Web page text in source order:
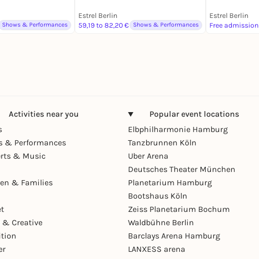
Shows & Performances
Estrel Berlin
59,19 to 82,20 €
Shows & Performances
Estrel Berlin
Free admission
Activities near you
& Performances
& Music
& Families
& Creative
Popular event locations
Elbphilharmonie Hamburg
Tanzbrunnen Köln
Uber Arena
Deutsches Theater München
Planetarium Hamburg
Bootshaus Köln
Zeiss Planetarium Bochum
Waldbühne Berlin
Barclays Arena Hamburg
LANXESS arena